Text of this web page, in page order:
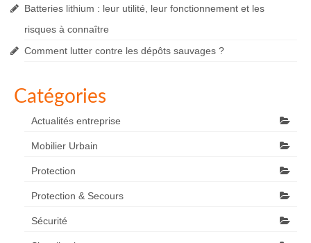
Batteries lithium : leur utilité, leur fonctionnement et les
risques à connaître
Comment lutter contre les dépôts sauvages ?
Catégories
Actualités entreprise
Mobilier Urbain
Protection
Protection & Secours
Sécurité